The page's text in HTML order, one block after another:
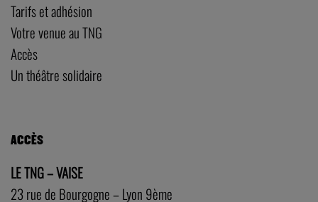
Tarifs et adhésion
Votre venue au TNG
Accès
Un théâtre solidaire
ACCÈS
LE TNG – VAISE
23 rue de Bourgogne – Lyon 9ème